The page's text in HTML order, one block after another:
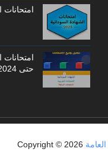
امتحانات
حتى 2024
Copyright © 2026